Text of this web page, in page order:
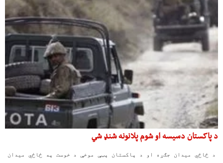
د پاکستان دسیسه او شوم پلانونه شنډ شي
د ځاځي میدان جګړه او د پاکستان پټې موخې د خوست په ځاځي میدان